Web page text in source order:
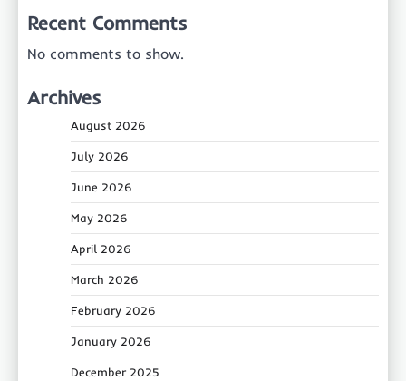
Recent Comments
No comments to show.
Archives
August 2026
July 2026
June 2026
May 2026
April 2026
March 2026
February 2026
January 2026
December 2025